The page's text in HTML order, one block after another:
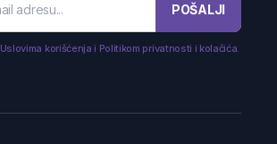
POŠALJI
Uslovima korišćenja i Politikom privatnosti i kolačića.